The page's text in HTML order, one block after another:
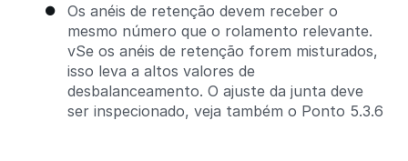
Os anéis de retenção devem receber o
mesmo número que o rolamento relevante.
vSe os anéis de retenção forem misturados,
isso leva a altos valores de
desbalanceamento. O ajuste da junta deve
ser inspecionado, veja também o Ponto 5.3.6